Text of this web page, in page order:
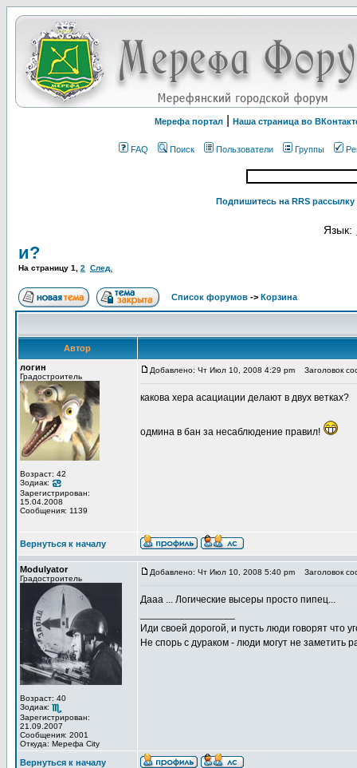
Мерефа портал Наша страница во
FAQ Поиск Пользователи Группы
Подпишитесь на RRS
Язык:
и?
На страницу 1 2 След.
Список форумов -> Корзина
Автор
логин
Градостроитель
Возраст: 42
Зодиак:
Зарегистрирован:
15.04.2008
Сообщения: 1139
Добавлено: Чт Июл 10, 2008 4:29 pm Заголовок
какова хера асациации делают в двух ветках?
одмина в бан за несаблюдение правил!
Вернуться к началу
Modulyator
Градостроитель
Возраст: 40
Зодиак:
Зарегистрирован:
21.09.2007
Сообщения: 2001
Откуда: Мерефа City
Добавлено: Чт Июл 10, 2008 5:40 pm Заголовок
Дааа ... Логические высеры просто пипец...
Иди своей дорогой, и пусть люди говорят что
Не спорь с дураком - люди могут не
Вернуться к началу